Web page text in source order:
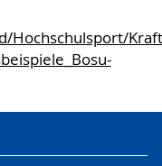
Hochschulsport/